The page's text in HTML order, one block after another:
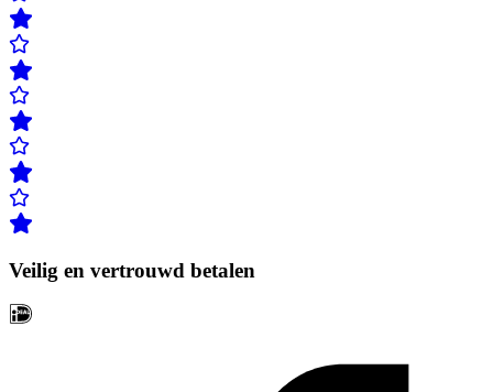
Veilig en vertrouwd betalen